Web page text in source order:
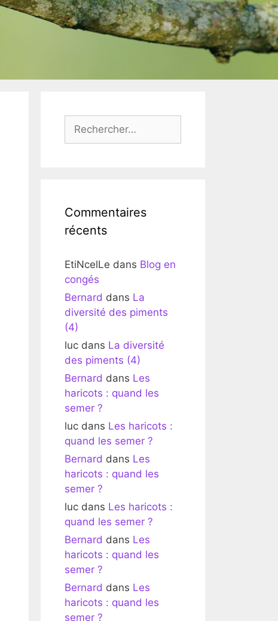
Commentaires
récents
EtiNcelLe dans Blog en
congés
Bernard dans La
diversité des piments
(4)
luc dans La diversité
des piments (4)
Bernard dans Les
haricots : quand les
semer ?
luc dans Les haricots :
quand les semer ?
Bernard dans Les
haricots : quand les
semer ?
luc dans Les haricots :
quand les semer ?
Bernard dans Les
haricots : quand les
semer ?
Bernard dans Les
haricots : quand les
semer ?